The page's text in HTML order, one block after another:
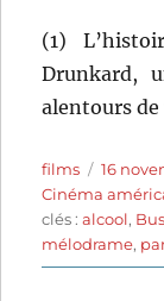
(1)
Drunkard,
alentours de
Auteur
films
Publié
le
16
Cinéma
clés :alcool,
mélodrame,